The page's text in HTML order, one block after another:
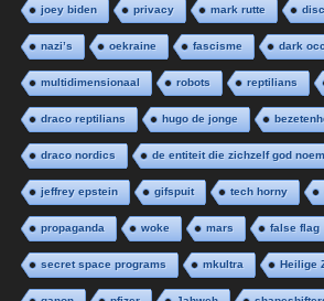
joey biden privacy mark rutte
nazi’s oekraine fascisme dark
multidimensionaal robots reptilians
draco reptilians hugo de jonge
draco nordics de entiteit die zichzelf god
jeffrey epstein gifspuit tech horny
propaganda woke mars false flag
secret space programs mkultra Heilige